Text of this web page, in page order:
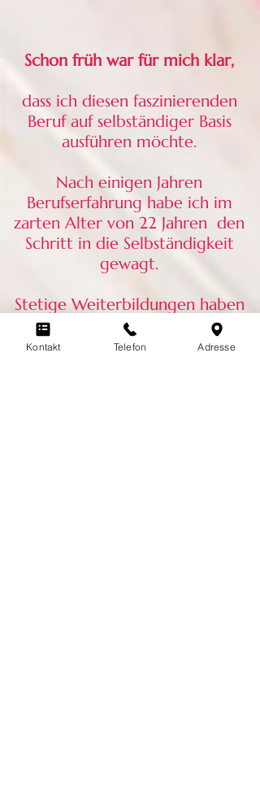
Schon früh war für mich klar,
dass ich diesen faszinierenden
Beruf auf selbständiger Basis
ausführen möchte.
Nach einigen Jahren
Berufserfahrung habe ich im
zarten Alter von 22 Jahren den
Schritt in die Selbständigkeit
gewagt.
Stetige Weiterbildungen haben
mich immer auf meinem Weg
begleitet.
Kontakt Telefon Adresse